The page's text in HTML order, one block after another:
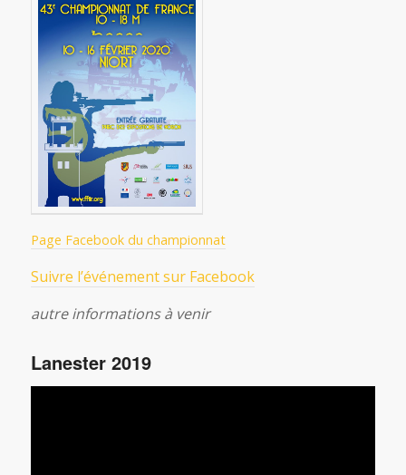
Page Facebook du championnat
Suivre l’événement sur Facebook
autre informations à venir
Lanester 2019